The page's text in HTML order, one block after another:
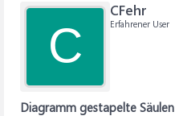
C
CFehr
Erfahrener User
Diagramm gestapelte Säulen